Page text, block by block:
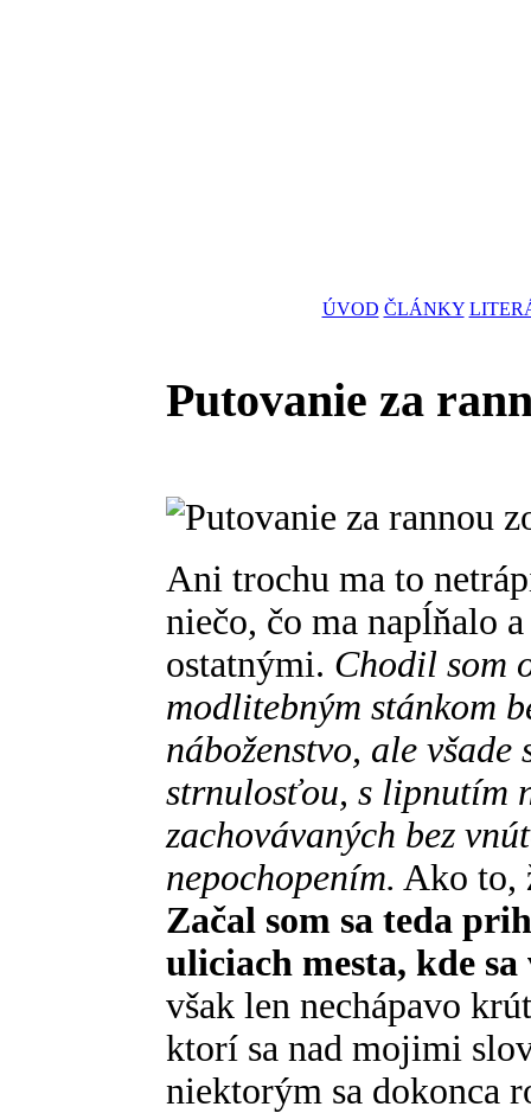
ÚVOD ČLÁNKY
Putovanie za
Ani trochu ma to
niečo, čo ma napĺňalo
ostatnými. Chodil som
modlitebným stánkom
náboženstvo, ale
strnulosťou, s lipnutím
zachovávaných bez
nepochopením. Ako to,
Začal som sa teda
uliciach mesta, kde
však len nechápavo
ktorí sa nad mojimi
niektorým sa dokonca